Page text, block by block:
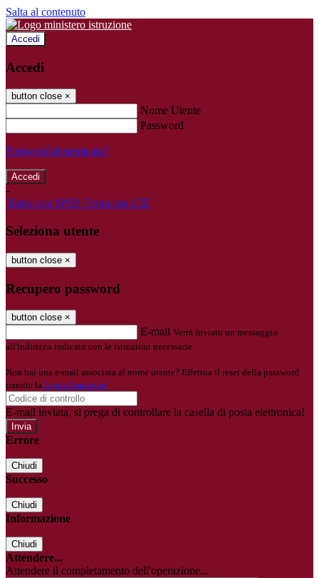
Salta al contenuto
Accedi
Accedi
button close ×
Nome Utente
Password
Password dimenticata?
-
Entra con SPID Entra con CIE
Seleziona utente
button close ×
Recupero password
button close ×
E-mail Verrà inviato un messaggio
all'indirizzo indicato con le istruzioni necessarie.
Non hai una e-mail associata al nome utente? Effettua il reset della password
tramite la Login Spaggiari
E-mail inviata, si prega di controllare la casella di posta elettronica!
Errore
Chiudi
Successo
Chiudi
Informazione
Chiudi
Attendere...
Attendere il completamento dell'operazione...